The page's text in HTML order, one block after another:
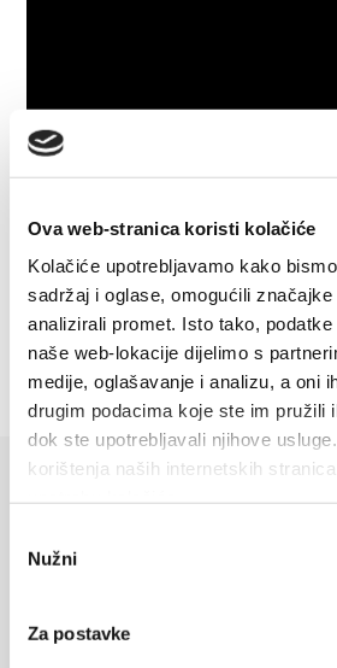
Ova web-stranica koristi kolačiće
Kolačiće upotrebljavamo kako
sadržaj i oglase, omogućili
analizirali promet. Isto tako,
naše web-lokacije dijelimo s
medije, oglašavanje i analizu, a oni
drugim podacima koje ste im pružili
dok ste upotrebljavali njihove
korištenja naših internetskih
pristanka
Nužni
Za postavke
EVENTS
Discover more